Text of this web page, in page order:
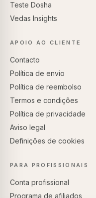
Teste Dosha
Vedas Insights
APOIO AO CLIENTE
Contacto
Política de envio
Política de reembolso
Termos e condições
Política de privacidade
Aviso legal
Definições de cookies
PARA PROFISSIONAIS
Conta profissional
Programa de afiliados